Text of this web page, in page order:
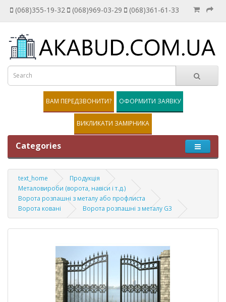
(068)355-19-32 (068)969-03-29 (068)361-61-33
ВАМ ПЕРЕДЗВОНИТИ? ОФОРМИТИ ЗАЯВКУ
ВИКЛИКАТИ ЗАМІРНИКА
Categories
text_home
Продукція
Металовироби (ворота, навіси і т.д.)
Ворота розпашні з металу або профлиста
Ворота ковані
Ворота розпашні з металу G3